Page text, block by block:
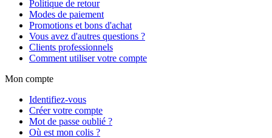
Politique de retour
Modes de paiement
Promotions et bons d'achat
Vous avez d'autres questions ?
Clients professionnels
Comment utiliser votre compte
Mon compte
Identifiez-vous
Créer votre compte
Mot de passe oublié ?
Où est mon colis ?